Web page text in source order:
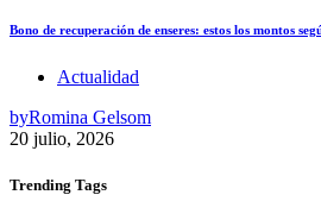
Bono de recuperación de enseres: estos los montos
Actualidad
byRomina Gelsom
20 julio, 2026
Trending Tags